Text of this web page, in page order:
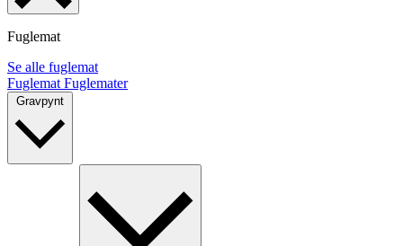
Fuglemat
Se alle fuglemat
Fuglemat Fuglemater